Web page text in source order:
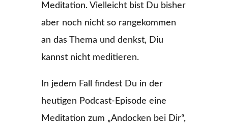
Meditation. Vielleicht bist Du bisher
aber noch nicht so rangekommen
an das Thema und denkst, Diu
kannst nicht meditieren.
In jedem Fall findest Du in der
heutigen Podcast-Episode eine
Meditation zum „Andocken bei Dir“,